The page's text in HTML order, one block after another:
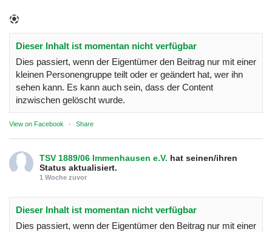
Dieser Inhalt ist momentan nicht verfügbar
Dies passiert, wenn der Eigentümer den Beitrag nur mit einer
kleinen Personengruppe teilt oder er geändert hat, wer ihn
sehen kann. Es kann auch sein, dass der Content
inzwischen gelöscht wurde.
View on Facebook · Share
TSV 1889/06 Immenhausen e.V. hat seinen/ihren
Status aktualisiert.
1 Woche zuvor
Dieser Inhalt ist momentan nicht verfügbar
Dies passiert, wenn der Eigentümer den Beitrag nur mit einer